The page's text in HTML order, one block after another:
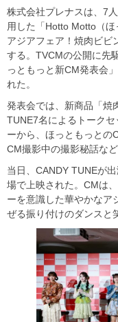
株式会社プレナスは、7
用した「Hotto Motto（
アジアフェア！焼肉ビビ
する。TVCMの公開に先
っともっと新CM発表会
れた。
発表会では、新商品「焼
TUNE7名によるトーク
ーから、ほっともっとの
CM撮影中の撮影秘話など
当日、CANDY TUNEが
場で上映された。CMは
ーを意識した華やかなア
ぜる振り付けのダンスと